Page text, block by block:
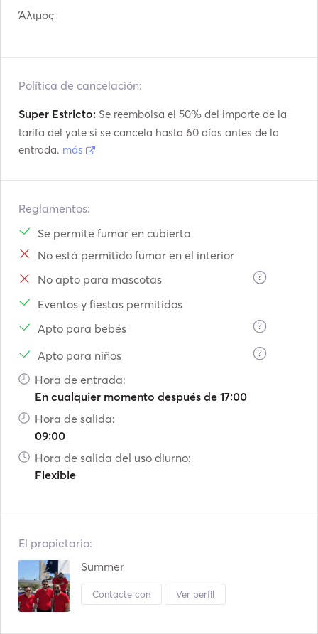
Άλιμος
Política de cancelación:
Super Estricto: Se reembolsa el 50% del importe de la
tarifa del yate si se cancela hasta 60 días antes de la
entrada. más
Reglamentos:
Se permite fumar en cubierta
No está permitido fumar en el interior
No apto para mascotas
?
Eventos y fiestas permitidos
Apto para bebés
?
Apto para niños ?
Hora de entrada:
En cualquier momento después de 17:00
Hora de salida:
09:00
Hora de salida del uso diurno:
Flexible
El propietario:
Summer
Contacte con Ver perfil